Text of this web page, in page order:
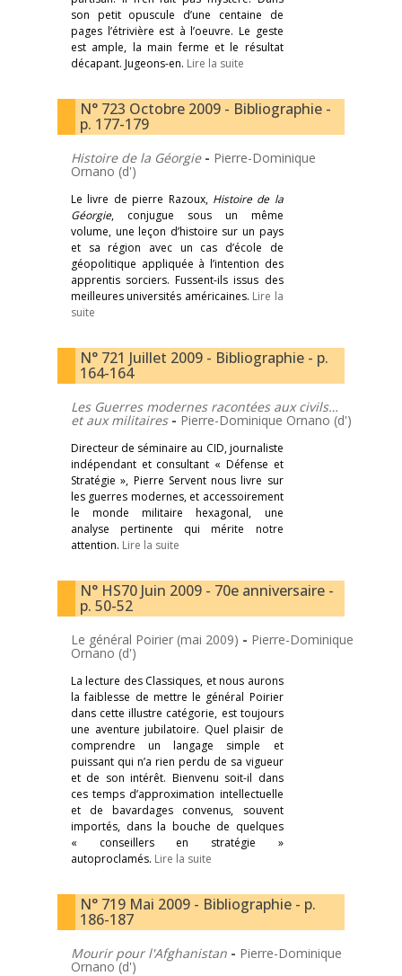
son petit opuscule d’une centaine de
pages l’étrivière est à l’oeuvre. Le geste
est ample, la main ferme et le résultat
décapant. Jugeons-en. Lire la suite
N° 723 Octobre 2009 - Bibliographie -
p. 177-179
Histoire de la Géorgie - Pierre-Dominique
Ornano (d')
Le livre de pierre Razoux, Histoire de la
Géorgie, conjugue sous un même
volume, une leçon d’histoire sur un pays
et sa région avec un cas d’école de
géopolitique appliquée à l’intention des
apprentis sorciers. Fussent-ils issus des
meilleures universités américaines. Lire la
suite
N° 721 Juillet 2009 - Bibliographie - p.
164-164
Les Guerres modernes racontées aux civils…
et aux militaires - Pierre-Dominique Ornano (d')
Directeur de séminaire au CID, journaliste
indépendant et consultant « Défense et
Stratégie », Pierre Servent nous livre sur
les guerres modernes, et accessoirement
le monde militaire hexagonal, une
analyse pertinente qui mérite notre
attention. Lire la suite
N° HS70 Juin 2009 - 70e anniversaire -
p. 50-52
Le général Poirier (mai 2009) - Pierre-Dominique
Ornano (d')
La lecture des Classiques, et nous aurons
la faiblesse de mettre le général Poirier
dans cette illustre catégorie, est toujours
une aventure jubilatoire. Quel plaisir de
comprendre un langage simple et
puissant qui n’a rien perdu de sa vigueur
et de son intérêt. Bienvenu soit-il dans
ces temps d’approximation intellectuelle
et de bavardages convenus, souvent
importés, dans la bouche de quelques
« conseillers en stratégie »
autoproclamés. Lire la suite
N° 719 Mai 2009 - Bibliographie - p.
186-187
Mourir pour l'Afghanistan - Pierre-Dominique
Ornano (d')